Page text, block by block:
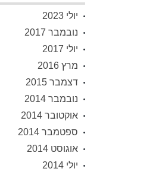
יולי 2023
נובמבר 2017
יולי 2017
מרץ 2016
דצמבר 2015
נובמבר 2014
אוקטובר 2014
ספטמבר 2014
אוגוסט 2014
יולי 2014